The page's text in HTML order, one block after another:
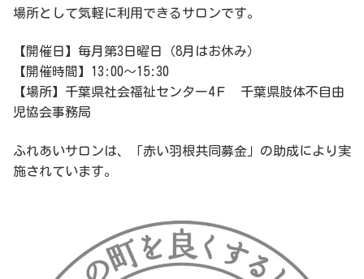
場所として気軽に利用できるサロンです。
【開催日】毎月第3日曜日（8月はお休み）
【開催時間】13:00～15:30
【場所】千葉県社会福祉センター4Ｆ 千葉県肢体不自由
児協会事務局
ふれあいサロンは、「赤い羽根共同募金」の助成により実
施されています。